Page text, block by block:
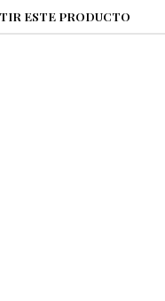
ESTE PRODUCTO